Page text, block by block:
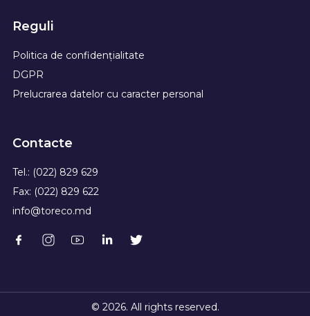
Reguli
Politica de confidențialitate
DGPR
Prelucrarea datelor cu caracter personal
Contacte
Tel.: (022) 829 629
Fax: (022) 829 622
info@toreco.md
© 2026. All rights reserved.